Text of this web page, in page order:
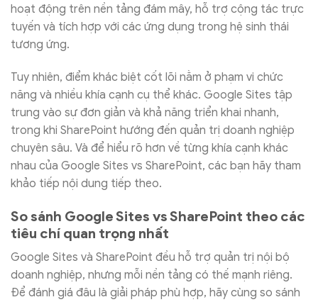
hoạt động trên nền tảng đám mây, hỗ trợ cộng tác trực
tuyến và tích hợp với các ứng dụng trong hệ sinh thái
tương ứng.
Tuy nhiên, điểm khác biệt cốt lõi nằm ở phạm vi chức
năng và nhiều khía cạnh cụ thể khác. Google Sites tập
trung vào sự đơn giản và khả năng triển khai nhanh,
trong khi SharePoint hướng đến quản trị doanh nghiệp
chuyên sâu. Và để hiểu rõ hơn về từng khía cạnh khác
nhau của Google Sites vs SharePoint, các bạn hãy tham
khảo tiếp nội dung tiếp theo.
So sánh Google Sites vs SharePoint theo các
tiêu chí quan trọng nhất
Google Sites và SharePoint đều hỗ trợ quản trị nội bộ
doanh nghiệp, nhưng mỗi nền tảng có thế mạnh riêng.
Để đánh giá đâu là giải pháp phù hợp, hãy cùng so sánh